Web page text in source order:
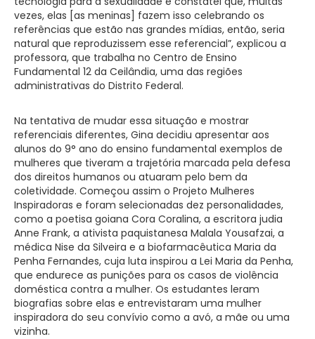
vezes, elas [as meninas] fazem isso celebrando os
referências que estão nas grandes mídias, então, seria
natural que reproduzissem esse referencial”, explicou a
professora, que trabalha no Centro de Ensino
Fundamental 12 da Ceilândia, uma das regiões
administrativas do Distrito Federal.
Na tentativa de mudar essa situação e mostrar
referenciais diferentes, Gina decidiu apresentar aos
alunos do 9° ano do ensino fundamental exemplos de
mulheres que tiveram a trajetória marcada pela defesa
dos direitos humanos ou atuaram pelo bem da
coletividade. Começou assim o Projeto Mulheres
Inspiradoras e foram selecionadas dez personalidades,
como a poetisa goiana Cora Coralina, a escritora judia
Anne Frank, a ativista paquistanesa Malala Yousafzai, a
médica Nise da Silveira e a biofarmacêutica Maria da
Penha Fernandes, cuja luta inspirou a Lei Maria da Penha,
que endurece as punições para os casos de violência
doméstica contra a mulher. Os estudantes leram
biografias sobre elas e entrevistaram uma mulher
inspiradora do seu convívio como a avó, a mãe ou uma
vizinha.